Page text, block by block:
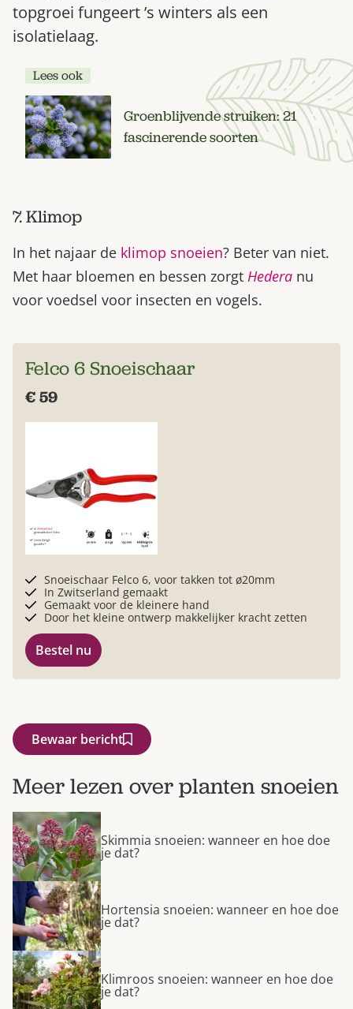
topgroei fungeert ’s winters als een
isolatielaag.
Lees ook
Groenblijvende struiken: 21
fascinerende soorten
7. Klimop
In het najaar de klimop snoeien? Beter van niet.
Met haar bloemen en bessen zorgt Hedera nu
voor voedsel voor insecten en vogels.
Felco 6 Snoeischaar
€ 59
Snoeischaar Felco 6, voor takken tot ø20mm
In Zwitserland gemaakt
Gemaakt voor de kleinere hand
Door het kleine ontwerp makkelijker kracht zetten
Bestel nu
Bewaar bericht
Meer lezen over planten snoeien
Skimmia snoeien: wanneer en hoe doe
je dat?
Hortensia snoeien: wanneer en hoe doe
je dat?
Klimroos snoeien: wanneer en hoe doe
je dat?